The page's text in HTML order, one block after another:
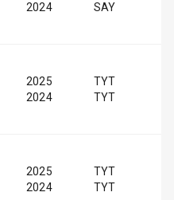
2024
SAY
2025
2024
TYT
TYT
2025
2024
TYT
TYT